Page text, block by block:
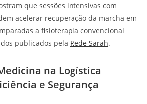
que sessões intensivas com
acelerar recuperação da marcha em
a fisioterapia convencional
publicados pela Rede Sarah.
na Logística
e Segurança